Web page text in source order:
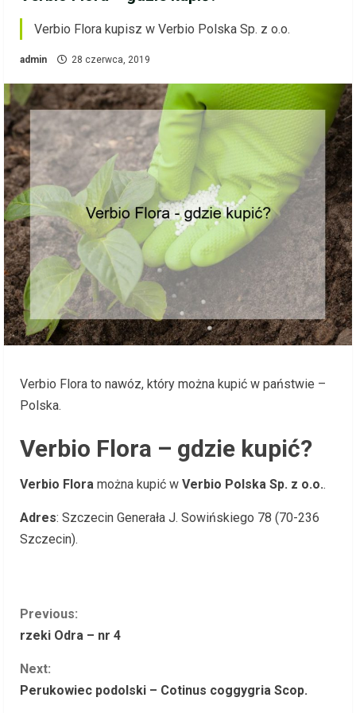
Verbio Flora kupisz w Verbio Polska Sp. z o.o.
admin 28 czerwca, 2019
Verbio Flora to nawóz, który można kupić w państwie –
Polska.
Verbio Flora – gdzie kupić?
Verbio Flora można kupić w Verbio Polska Sp. z o.o..
Adres: Szczecin Generała J. Sowińskiego 78 (70-236
Szczecin).
C
n
Previous:
rzeki Odra – nr 4
Next:
Perukowiec podolski – Cotinus coggygria Scop.